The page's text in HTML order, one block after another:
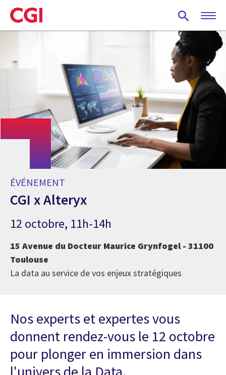
Skip
to
main
ÉVÉNEMENT
CGI x Alteryx
12 octobre, 11h-14h
15 Avenue du Docteur Maurice Grynfogel - 31100
Toulouse
La data au service de vos enjeux stratégiques
Nos experts et expertes vous
donnent rendez-vous le 12 octobre
pour plonger en immersion dans
l'univers de la Data.